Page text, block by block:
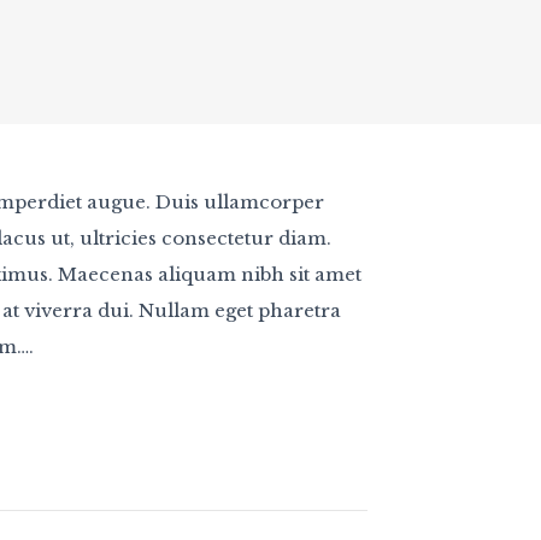
augue. Duis ullamcorper
ut, ultricies consectetur diam.
Maecenas aliquam nibh sit amet
viverra dui. Nullam eget pharetra